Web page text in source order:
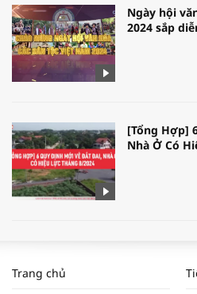
Ngày hội
2024 sắp
[Tổng Hợp]
Nhà Ở Có
NAM NĂM
ĐẬP THỊ
Trang chủ